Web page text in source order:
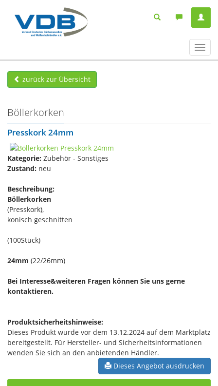
ein-/
zurück zur Übersicht
Böllerkorken
Presskork 24mm
Kategorie: Zubehör - Sonstiges
Zustand: neu
Beschreibung:
Böllerkorken
(Presskork),
konisch geschnitten
(100Stück)
24mm (22/26mm)
Bei Interesse&weiteren Fragen können Sie uns gerne
kontaktieren.
Produktsicherheitshinweise:
Dieses Produkt wurde vor dem 13.12.2024 auf dem Marktplatz
bereitgestellt. Für Hersteller- und Sicherheitsinformationen
wenden Sie sich an den anbietenden Händler.
Dieses Angebot ausdrucken